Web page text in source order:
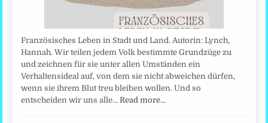
Französisches Leben in Stadt und Land. Autorin: Lynch,
Hannah. Wir teilen jedem Volk bestimmte Grundzüge zu
und zeichnen für sie unter allen Umständen ein
Verhaltensideal auf, von dem sie nicht abweichen dürfen,
wenn sie ihrem Blut treu bleiben wollen. Und so
entscheiden wir uns alle…Read more…